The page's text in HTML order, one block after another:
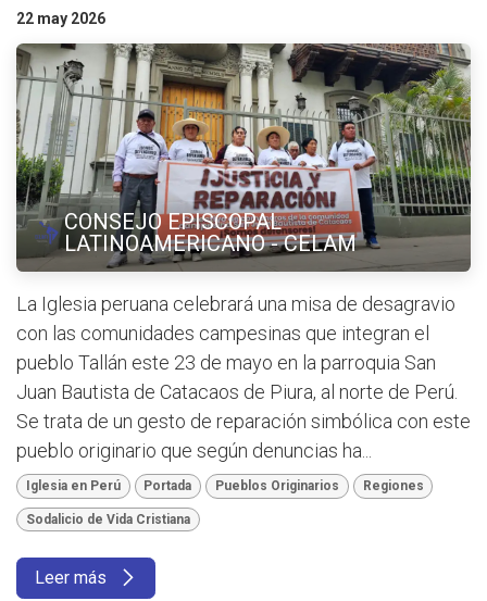
22 may 2026
CONSEJO EPISCOPAL
LATINOAMERICANO - CELAM
La Iglesia peruana celebrará una misa de desagravio
con las comunidades campesinas que integran el
pueblo Tallán este 23 de mayo en la parroquia San
Juan Bautista de Catacaos de Piura, al norte de Perú.
Se trata de un gesto de reparación simbólica con este
pueblo originario que según denuncias ha...
Iglesia en Perú Portada Pueblos Originarios Regiones
Sodalicio de Vida Cristiana
Leer más